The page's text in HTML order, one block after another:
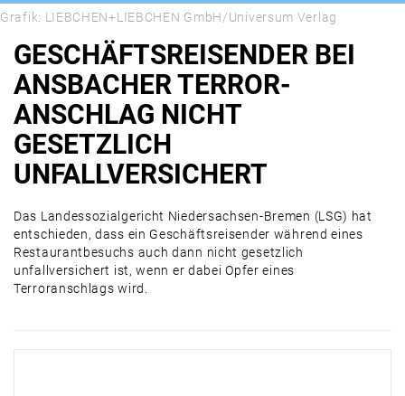
Grafik: LIEBCHEN+LIEBCHEN GmbH/Universum Verlag
GESCHÄFTSREISENDER BEI
ANSBACHER TERROR-
ANSCHLAG NICHT
GESETZLICH
UNFALLVERSICHERT
Das Landessozialgericht Niedersachsen-Bremen (LSG) hat
entschieden, dass ein Geschäftsreisender während eines
Restaurantbesuchs auch dann nicht gesetzlich
unfallversichert ist, wenn er dabei Opfer eines
Terroranschlags wird.